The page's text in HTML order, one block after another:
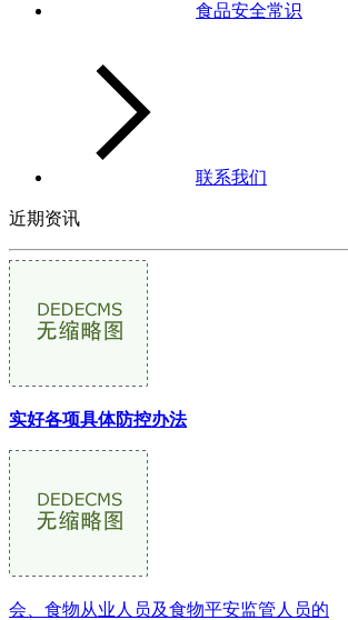
食品安全常识
联系我们
近期资讯
实好各项具体防控办法
会、食物从业人员及食物平安监管人员的